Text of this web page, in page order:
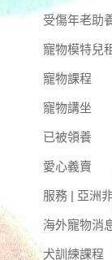
受傷年老助
寵物模特兒
寵物課程
寵物講坐
已被領養
愛心義賣
服務 | 亞洲
海外寵物消
犬訓練課程